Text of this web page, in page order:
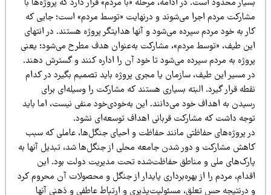
محدود است. در ادامه، مرحله «با مردم» قرار دارد که پروژه‌ها با
مردم اجرا می‌شوند و درنهایت «توسط مردم» است؛ جایی که
به خود مردم سپرده می‌شود و آنها هدایتگر پروژه هستند. در انتهای
طیف، «توسط مردم»، مشارکت به‌عنوان هدف مطرح می‌شود؛ یعنی
به مردم سپرده می‌شود تا خود آن را اداره کنند و گسترش دهند.
مسیر این طیف، سازمان یا مجری پروژه باید تصمیم بگیرد در کدام
قرار گیرد. البته بسیاری هستند که مشارکت را وسیله‌ای برای
به اهداف خود می‌دانند. این به‌خودی‌خود منفی نیست، اما باید
داشت که مشارکت قربانی اهداف توسعه‌ای نشود.
پروژه‌های حفاظتی مانند حفاظت و احیای جنگل‌ها، عاملی که سبب
مشارکت و دور شدن جامعه محلی از جنگل‌ها شد، تبدیل آنها به
ملی و مناطق حفاظت‌شده تحت مدیریت دولت بود. این
مردم را از بهره‌برداری پایدار از جنگل و محصولات آن محروم کرد
درنتیجه حس تعلق، مسئولیت‌پذیری و ارتباط عاطفی و ذهنی آنها